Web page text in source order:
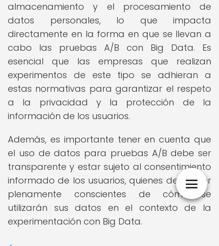
almacenamiento y el procesamiento de
datos personales, lo que impacta
directamente en la forma en que se llevan a
cabo las pruebas A/B con Big Data. Es
esencial que las empresas que realizan
experimentos de este tipo se adhieran a
estas normativas para garantizar el respeto
a la privacidad y la protección de la
información de los usuarios.
Además, es importante tener en cuenta que
el uso de datos para pruebas A/B debe ser
transparente y estar sujeto al consentimiento
informado de los usuarios, quienes deben ser
plenamente conscientes de cómo se
utilizarán sus datos en el contexto de la
experimentación con Big Data.